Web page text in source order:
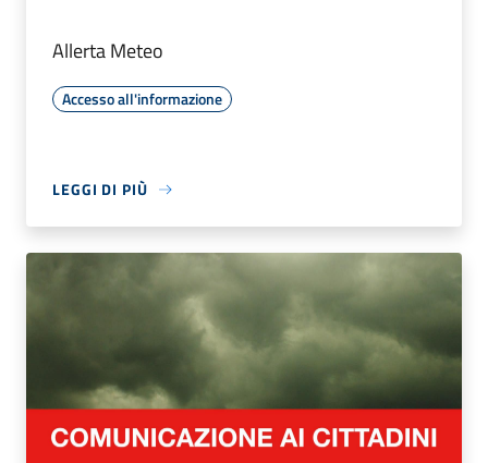
Allerta Meteo
Accesso all'informazione
LEGGI DI PIÙ